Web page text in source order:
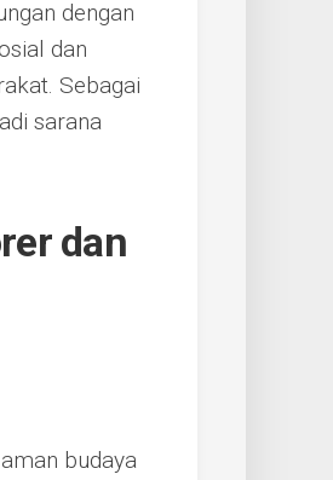
dengan
dan
Sebagai
sarana
dan
budaya